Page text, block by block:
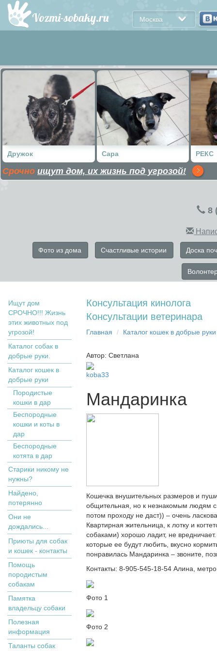
Москва
Дружок Сара РЕКС
Срочно ищут дом, их жизнь под угрозой!
8
Фото из дома Счастливые истории Доска
Ищут дом
СРОЧНО!!! Жизнь
этих животных под
угрозой!
Каталог собак в
добрые руки.
Кaтaлoг кoшек в
дoбрыe рyки
Пopoдистыe
кoшки в дaр
Бecпopoдныe
кoшки и коты в
дap
Беспородные
котята в дар
Старики никому не
нужны?
Найдено,
потерянно
Они не
дождались...
Приюты для собак
и кошек - контакты
Помощь
породистым
собакам
Памятка
владельцу собаки
Полезная
информация
Таланты собак
Консультация кинолога
Консультации ветеринара
Главная Кaтaлoг кoшек в дoбрыe рyки
Автор: Светлана
koba33
Мандаринка
Кошечка внушительных размеров и
общительная, но к незнакомым людям
потом проходу не даст)) – очень
Квартирная жительница, к лотку и
собаками) хорошо ладит, не
которые ее будут любить, вкусно
понравилась Мандаринка – звоните,
Контакты: 8-905-545-18-54 Алина,
Фото 1
Фото 2